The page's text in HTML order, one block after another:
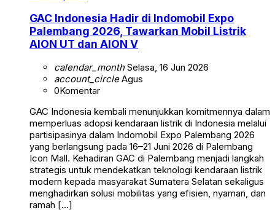
GAC Indonesia Hadir di Indomobil Expo
Palembang 2026, Tawarkan Mobil Listrik
AION UT dan AION V
calendar_monthSelasa, 16 Jun 2026
account_circleAgus
0Komentar
GAC Indonesia kembali menunjukkan komitmennya dalam
memperluas adopsi kendaraan listrik di Indonesia melalui
partisipasinya dalam Indomobil Expo Palembang 2026
yang berlangsung pada 16–21 Juni 2026 di Palembang
Icon Mall. Kehadiran GAC di Palembang menjadi langkah
strategis untuk mendekatkan teknologi kendaraan listrik
modern kepada masyarakat Sumatera Selatan sekaligus
menghadirkan solusi mobilitas yang efisien, nyaman, dan
ramah […]